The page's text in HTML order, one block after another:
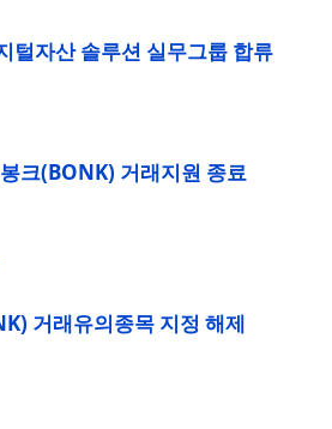
털자산 솔루션 실무그룹 합류
크(BONK) 거래지원 종료
거래유의종목 지정 해제